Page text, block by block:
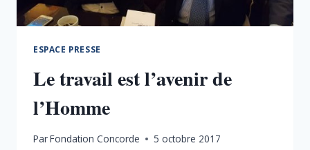
ESPACE PRESSE
Le travail est l’avenir de
l’Homme
ParFondation Concorde 5 octobre 2017